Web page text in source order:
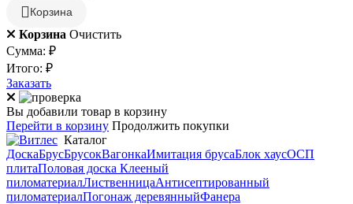
Корзина
Корзина Очистить
Сумма: ₽
Итого: ₽
Заказать
Вы добавили товар в корзину
Перейти в корзину Продолжить покупки
Каталог
ДоскаБрусБрусокВагонкаИмитация брусаБлок хаусОСП
плитаПоловая доска Клееный
пиломатериалЛиственницаАнтисептированный
пиломатериалПогонаж деревянныйФанера